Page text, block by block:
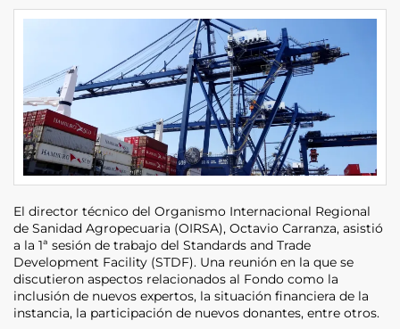
El director técnico del Organismo Internacional Regional
de Sanidad Agropecuaria (OIRSA), Octavio Carranza, asistió
a la 1ª sesión de trabajo del Standards and Trade
Development Facility (STDF). Una reunión en la que se
discutieron aspectos relacionados al Fondo como la
inclusión de nuevos expertos, la situación financiera de la
instancia, la participación de nuevos donantes, entre otros.